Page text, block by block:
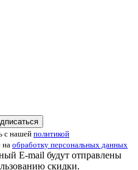
с нашей политикой
на обработку персональных данных
E-mail будут отправлены
скидки.